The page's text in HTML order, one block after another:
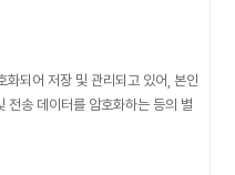
화되어 저장 및 관리되고 있어, 본인
전송 데이터를 암호화하는 등의 별